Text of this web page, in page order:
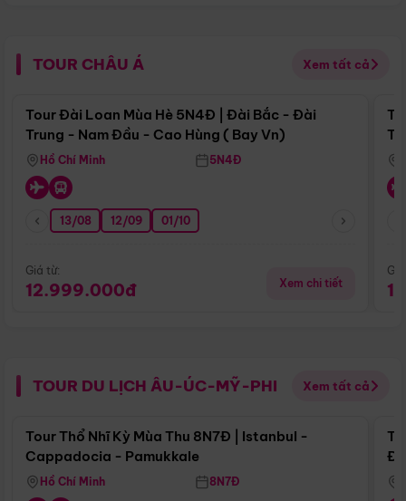
TOUR CHÂU Á Xem tất cả
Điểm nổi bật
Tour Đài Loan Mùa Hè 5N4Đ | Đài Bắc - Đài
Trung - Nam Đầu - Cao Hùng ( Bay Vn)
Hồ Chí Minh 5N4Đ
13/08 12/09 01/10
Giá từ:
12.999.000đ Xem chi tiết
TOUR DU LỊCH ÂU-ÚC-MỸ-PHI Xem tất cả
Điểm nổi bật
Tour Thổ Nhĩ Kỳ Mùa Thu 8N7Đ | Istanbul -
Cappadocia - Pamukkale
Hồ Chí Minh 8N7Đ